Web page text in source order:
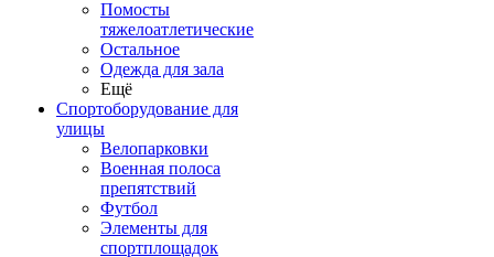
Помосты
тяжелоатлетические
Остальное
Одежда для зала
Ещё
Спортоборудование для
улицы
Велопарковки
Военная полоса
препятствий
Футбол
Элементы для
спортплощадок